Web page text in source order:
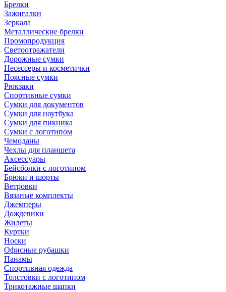
Брелки
Зажигалки
Зеркала
Металлические брелки
Промопродукция
Светоотражатели
Дорожные сумки
Несессеры и косметички
Поясные сумки
Рюкзаки
Спортивные сумки
Сумки для документов
Сумки для ноутбука
Сумки для пикника
Сумки с логотипом
Чемоданы
Чехлы для планшета
Аксессуары
Бейсболки с логотипом
Брюки и шорты
Ветровки
Вязаные комплекты
Джемперы
Дождевики
Жилеты
Куртки
Носки
Офисные рубашки
Панамы
Спортивная одежда
Толстовки с логотипом
Трикотажные шапки